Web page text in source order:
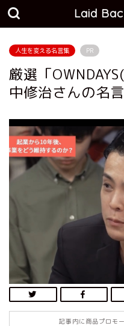
Laid
人生を変える名言集 PR
厳選「
中修治さんの名言
記事内に商品プロモ